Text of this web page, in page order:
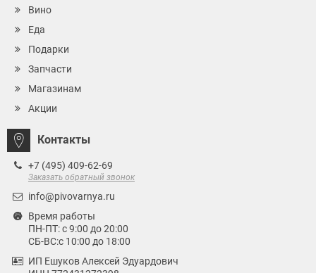
Вино
Еда
Подарки
Запчасти
Магазинам
Акции
Контакты
+7 (495) 409-62-69
Заказать обратный звонок
info@pivovarnya.ru
Время работы
ПН-ПТ: с 9:00 до 20:00
СБ-ВС:с 10:00 до 18:00
ИП Ешуков Алексей Эдуардович